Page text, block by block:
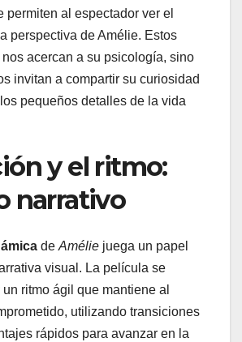
permiten al espectador ver el
perspectiva de Amélie. Estos
acercan a su psicología, sino
invitan a compartir su curiosidad
pequeños detalles de la vida
y el ritmo:
narrativo
de Amélie juega un papel
visual. La película se
ritmo ágil que mantiene al
utilizando transiciones
rápidos para avanzar en la